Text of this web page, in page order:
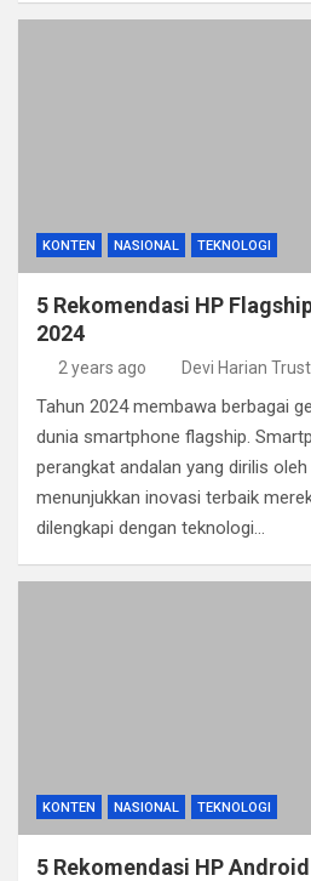
KONTEN NASIONAL TEKNOLOGI
5 Rekomendasi HP
2024
2 years ago Devi Harian Trust
Tahun 2024 membawa berbagai
dunia smartphone flagship.
perangkat andalan yang dirilis
menunjukkan inovasi terbaik
dilengkapi dengan teknologi…
KONTEN NASIONAL TEKNOLOGI
5 Rekomendasi HP